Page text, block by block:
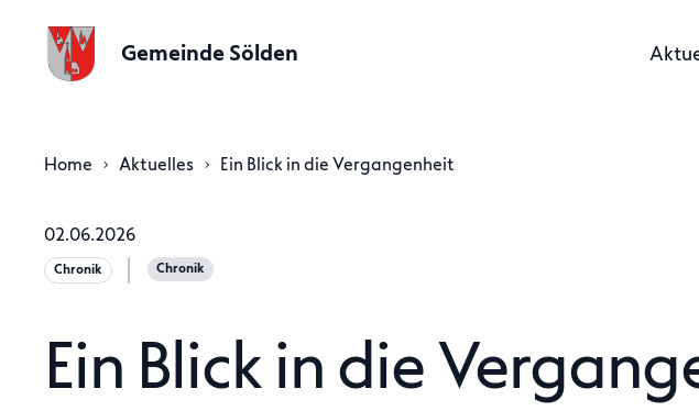
Gemeinde Sölden
Home Aktuelles Ein Blick in die Vergangenheit
02.06.2026
Chronik Chronik
Ein Blick in die